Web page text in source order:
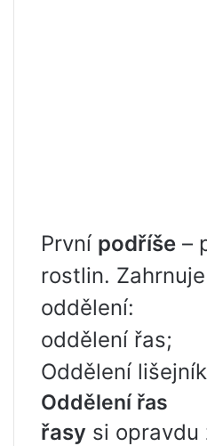
První podříše –
rostlin.
oddělení:
oddělení řas;
Oddělení
Oddělení řas
řasy si opravdu